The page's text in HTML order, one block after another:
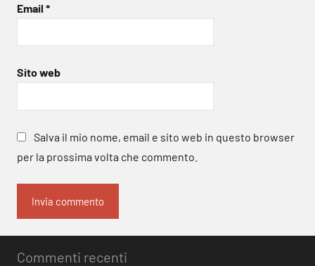
Email *
Sito web
Salva il mio nome, email e sito web in questo browser
per la prossima volta che commento.
Commenti recenti